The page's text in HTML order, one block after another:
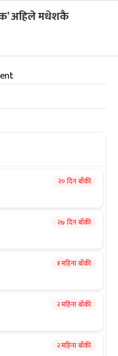
अहिले मधेशकै
२० दिन बाँकी
२७ दिन बाँकी
१ महिना बाँकी
२ महिना बाँकी
२ महिना बाँकी